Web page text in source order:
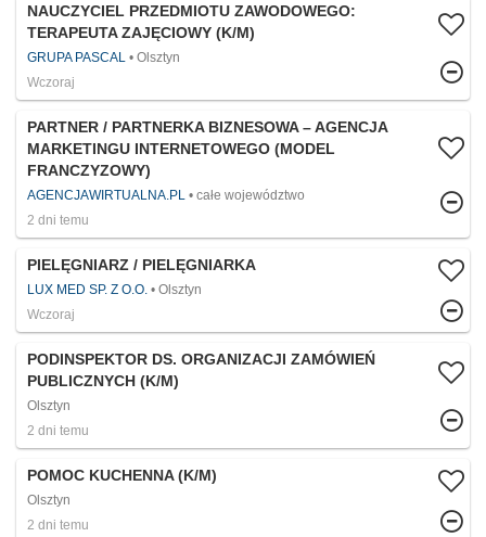
NAUCZYCIEL PRZEDMIOTU ZAWODOWEGO:
TERAPEUTA ZAJĘCIOWY (K/M)
GRUPA PASCAL
Olsztyn
Wczoraj
PARTNER / PARTNERKA BIZNESOWA – AGENCJA
MARKETINGU INTERNETOWEGO (MODEL
FRANCZYZOWY)
AGENCJAWIRTUALNA.PL
całe województwo
2 dni temu
PIELĘGNIARZ / PIELĘGNIARKA
LUX MED SP. Z O.O.
Olsztyn
Wczoraj
PODINSPEKTOR DS. ORGANIZACJI ZAMÓWIEŃ
PUBLICZNYCH (K/M)
Olsztyn
2 dni temu
POMOC KUCHENNA (K/M)
Olsztyn
2 dni temu